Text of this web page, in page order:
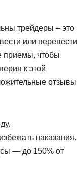
трейдеры – это
или перевести
приемы, чтобы
к этой
отзывы
наказания.
— до 150% от